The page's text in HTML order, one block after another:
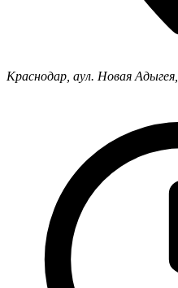
Краснодар, аул. Новая